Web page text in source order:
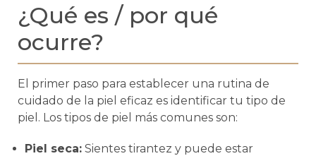
¿Qué es / por qué
ocurre?
El primer paso para establecer una rutina de
cuidado de la piel eficaz es identificar tu tipo de
piel. Los tipos de piel más comunes son:
Piel seca: Sientes tirantez y puede estar